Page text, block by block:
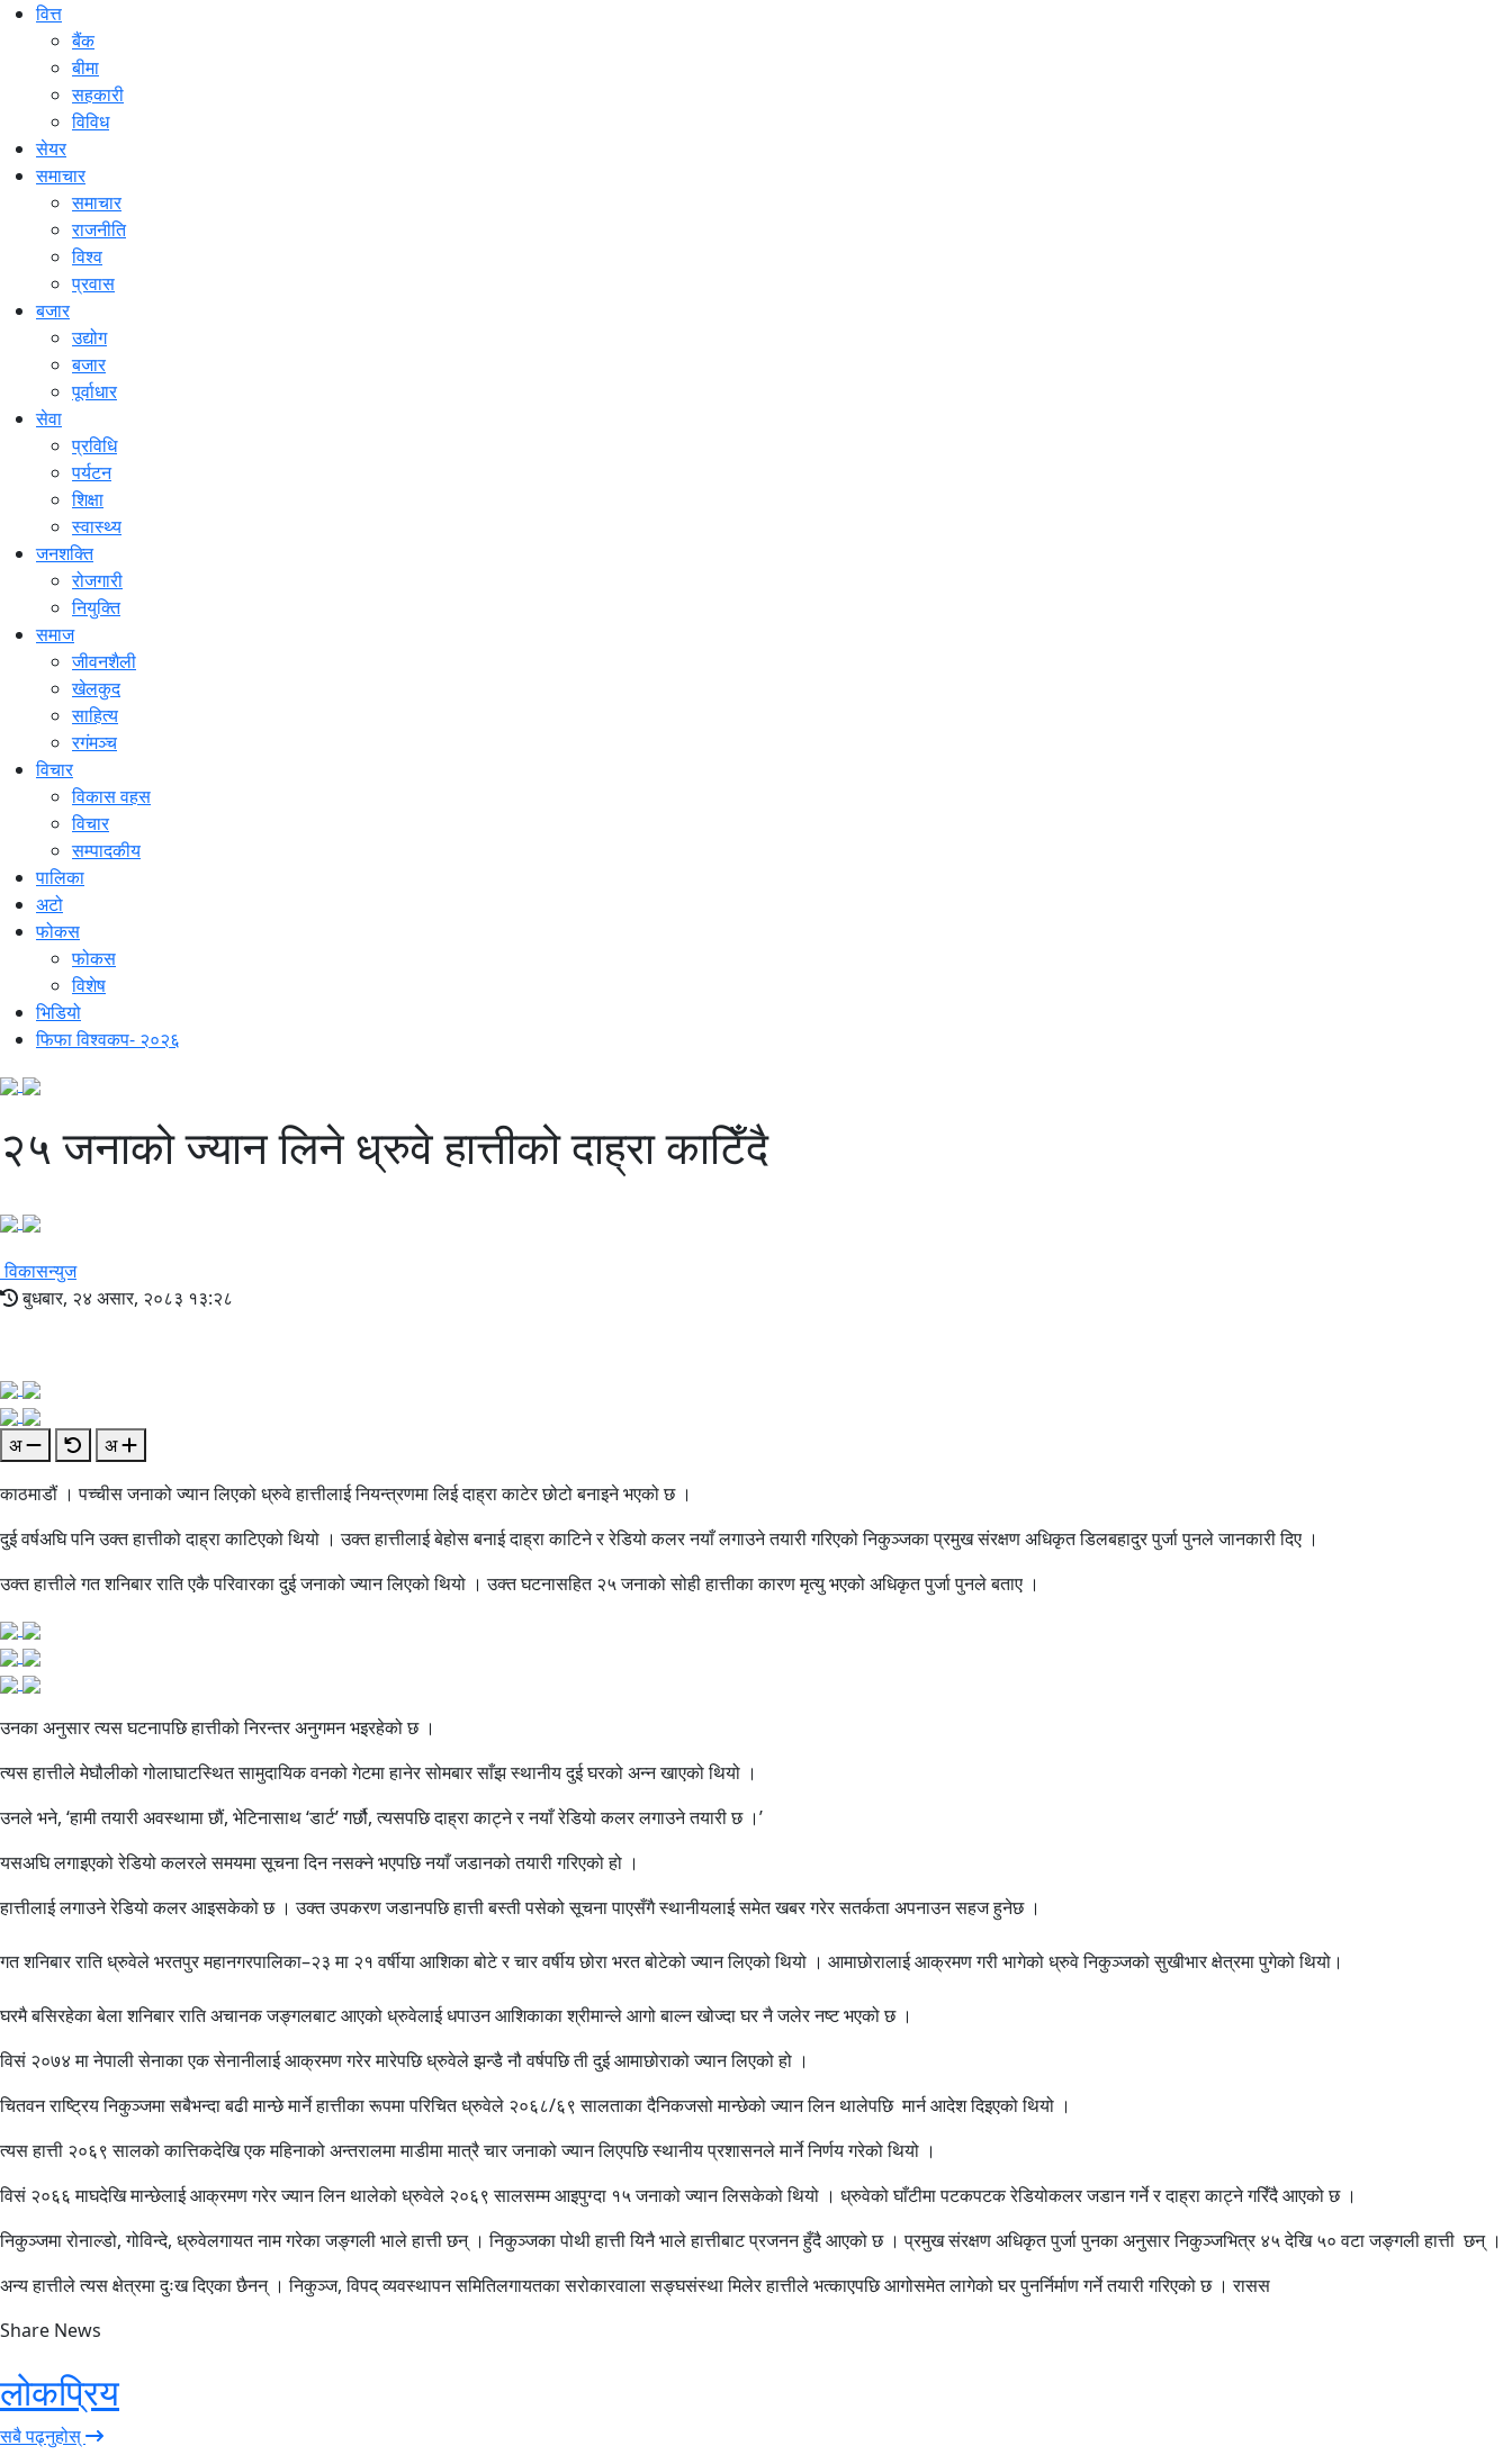
वित्त
बैंक
बीमा
सहकारी
विविध
सेयर
समाचार
समाचार
राजनीति
विश्व
प्रवास
बजार
उद्योग
बजार
पूर्वाधार
सेवा
प्रविधि
पर्यटन
शिक्षा
स्वास्थ्य
जनशक्ति
रोजगारी
नियुक्ति
समाज
जीवनशैली
खेलकुद
साहित्य
रगंमञ्च
विचार
विकास वहस
विचार
सम्पादकीय
पालिका
अटो
फोकस
फोकस
विशेष
भिडियो
फिफा विश्वकप- २०२६
२५ जनाको ज्यान लिने ध्रुवे हात्तीको दाह्रा काटिँदै
विकासन्युज
बुधबार, २४ असार, २०८३ १३:२८
अ
अ
काठमाडौं । पच्चीस जनाको ज्यान लिएको ध्रुवे हात्तीलाई नियन्त्रणमा लिई दाह्रा काटेर छोटो बनाइने भएको छ ।
दुई वर्षअघि पनि उक्त हात्तीको दाह्रा काटिएको थियो । उक्त हात्तीलाई बेहोस बनाई दाह्रा काटिने र रेडियो कलर नयाँ लगाउने तयारी गरिएको निकुञ्जका प्रमुख संरक्षण अधिकृत डिलबहादुर पुर्जा पुनले जानकारी दिए ।
उक्त हात्तीले गत शनिबार राति एकै परिवारका दुई जनाको ज्यान लिएको थियो । उक्त घटनासहित २५ जनाको सोही हात्तीका कारण मृत्यु भएको अधिकृत पुर्जा पुनले बताए ।
उनका अनुसार त्यस घटनापछि हात्तीको निरन्तर अनुगमन भइरहेको छ ।
त्यस हात्तीले मेघौलीको गोलाघाटस्थित सामुदायिक वनको गेटमा हानेर सोमबार साँझ स्थानीय दुई घरको अन्न खाएको थियो ।
उनले भने, ‘हामी तयारी अवस्थामा छौं, भेटिनासाथ ‘डार्ट’ गर्छौ, त्यसपछि दाह्रा काट्ने र नयाँ रेडियो कलर लगाउने तयारी छ ।’
यसअघि लगाइएको रेडियो कलरले समयमा सूचना दिन नसक्ने भएपछि नयाँ जडानको तयारी गरिएको हो ।
हात्तीलाई लगाउने रेडियो कलर आइसकेको छ । उक्त उपकरण जडानपछि हात्ती बस्ती पसेको सूचना पाएसँगै स्थानीयलाई समेत खबर गरेर सतर्कता अपनाउन सहज हुनेछ ।
गत शनिबार राति ध्रुवेले भरतपुर महानगरपालिका–२३ मा २१ वर्षीया आशिका बोटे र चार वर्षीय छोरा भरत बोटेको ज्यान लिएको थियो । आमाछोरालाई आक्रमण गरी भागेको ध्रुवे निकुञ्जको सुखीभार क्षेत्रमा पुगेको थियो।
घरमै बसिरहेका बेला शनिबार राति अचानक जङ्गलबाट आएको ध्रुवेलाई धपाउन आशिकाका श्रीमान्ले आगो बाल्न खोज्दा घर नै जलेर नष्ट भएको छ ।
विसं २०७४ मा नेपाली सेनाका एक सेनानीलाई आक्रमण गरेर मारेपछि ध्रुवेले झन्डै नौ वर्षपछि ती दुई आमाछोराको ज्यान लिएको हो ।
चितवन राष्ट्रिय निकुञ्जमा सबैभन्दा बढी मान्छे मार्ने हात्तीका रूपमा परिचित ध्रुवेले २०६८/६९ सालताका दैनिकजसो मान्छेको ज्यान लिन थालेपछि मार्न आदेश दिइएको थियो ।
त्यस हात्ती २०६९ सालको कात्तिकदेखि एक महिनाको अन्तरालमा माडीमा मात्रै चार जनाको ज्यान लिएपछि स्थानीय प्रशासनले मार्ने निर्णय गरेको थियो ।
विसं २०६६ माघदेखि मान्छेलाई आक्रमण गरेर ज्यान लिन थालेको ध्रुवेले २०६९ सालसम्म आइपुग्दा १५ जनाको ज्यान लिसकेको थियो । ध्रुवेको घाँटीमा पटकपटक रेडियोकलर जडान गर्ने र दाह्रा काट्ने गरिँदै आएको छ ।
निकुञ्जमा रोनाल्डो, गोविन्दे, ध्रुवेलगायत नाम गरेका जङ्गली भाले हात्ती छन् । निकुञ्जका पोथी हात्ती यिनै भाले हात्तीबाट प्रजनन हुँदै आएको छ । प्रमुख संरक्षण अधिकृत पुर्जा पुनका अनुसार निकुञ्जभित्र ४५ देखि ५० वटा जङ्गली हात्ती छन् ।
अन्य हात्तीले त्यस क्षेत्रमा दुःख दिएका छैनन् । निकुञ्ज, विपद् व्यवस्थापन समितिलगायतका सरोकारवाला सङ्घसंस्था मिलेर हात्तीले भत्काएपछि आगोसमेत लागेको घर पुनर्निर्माण गर्ने तयारी गरिएको छ । रासस
Share News
लोकप्रिय
सबै पढ्नुहोस्